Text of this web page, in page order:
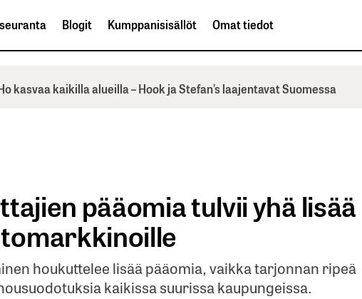
Blogit Kumppanisisällöt Omat tiedot
kasvaa kaikilla alueilla – Hook ja Stefan’s laajentavat Suomessa
pääomia tulvii yhä lisää
houkuttelee lisää pääomia, vaikka tarjonnan ripeä
kaikissa suurissa kaupungeissa.